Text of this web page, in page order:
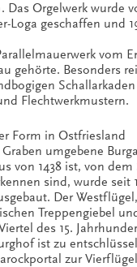
Das Orgelwerk wurde
Loga geschaffen und
vom
gehörte. Besonders
Schallarkaden
Flechtwerkmustern.
Form in Ostfriesland
umgebene
von 1438 ist, von dem
sind, wurde seit
Der
Treppengiebel
des 15.
ist zu
zur